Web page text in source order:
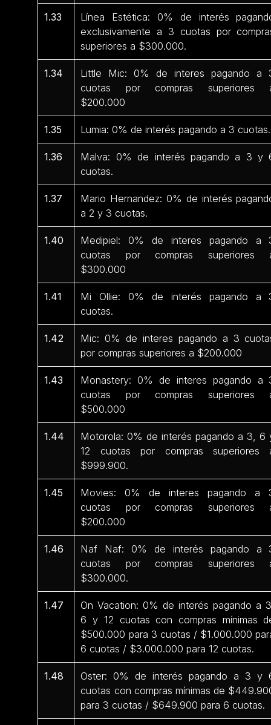
1.33
Línea Estética: 0% de interés
exclusivamente a 3 cuotas por
superiores a $300.000.
1.34
Little Mic: 0% de interes pagando a
cuotas por compras superiores
$200.000
1.35 Lumia: 0% de interés pagando a 3 cuotas.
1.36
Malva: 0% de interés pagando a 3 y
cuotas.
1.37
Mario Hernandez: 0% de interés
a 2 y 3 cuotas.
1.40
Medipiel: 0% de interes pagando a
cuotas por compras superiores
$300.000
1.41
Mi Ollie: 0% de interés pagando a
cuotas.
1.42
Mic: 0% de interes pagando a 3
por compras superiores a $200.000
1.43
Monastery: 0% de interes pagando a
cuotas por compras superiores
$500.000
1.44
Motorola: 0% de interés pagando a 3, 6
12 cuotas por compras superiores
$999.900.
1.45
Movies: 0% de interes pagando a
cuotas por compras superiores
$200.000
1.46
Naf Naf: 0% de interés pagando a
cuotas por compras superiores
$300.000.
1.47
On Vacation: 0% de interés pagando a
6 y 12 cuotas con compras mínimas
$500.000 para 3 cuotas / $1.000.000
6 cuotas / $3.000.000 para 12 cuotas.
1.48
Oster: 0% de interés pagando a 3 y
cuotas con compras mínimas de
para 3 cuotas / $649.900 para 6 cuotas.